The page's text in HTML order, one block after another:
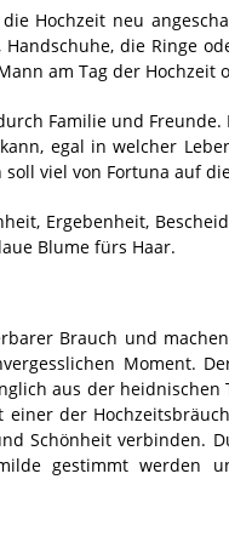
Hochzeit neu
die Ringe
am Tag der Hochzeit
Familie und
egal in welcher
viel von Fortuna auf
Ergebenheit,
Blume fürs Haar.
Brauch und
Moment.
aus der heidnischen
der
Schönheit verbinden.
gestimmt werden